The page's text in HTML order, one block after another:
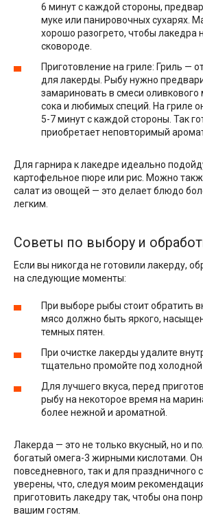
6 минут с каждой стороны,
муке или панировочных сухарях.
хорошо разогрето, чтобы лакедра
сковороде.
Приготовление на гриле: Гриль —
для лакерды. Рыбу нужно
замариновать в смеси оливкового
сока и любимых специй. На гриле
5-7 минут с каждой стороны. Так
приобретает неповторимый
Для гарнира к лакедре идеально
картофельное пюре или рис. Можно
салат из овощей — это делает блюдо
легким.
Советы по выбору и
Если вы никогда не готовили лакерду,
на следующие моменты:
При выборе рыбы стоит обратить
мясо должно быть яркого,
темных пятен.
При очистке лакерды удалите
тщательно промойте под
Для лучшего вкуса, перед
рыбу на некоторое время на
более нежной и ароматной.
Лакерда — это не только вкусный, но и
богатый омега-3 жирными кислотами.
повседневного, так и для праздничного
уверены, что, следуя моим
приготовить лакедру так, чтобы она
вашим гостям.